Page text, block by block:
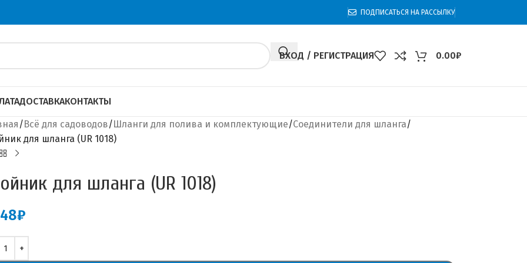
ПОДПИСАТЬСЯ НА РАССЫЛКУ
ВХОД / РЕГИСТРАЦИЯ 0.00₽
ДОСТАВКАКОНТАКТЫ
Всё для садоводов Шланги для полива и комплектующие Соединители для шланга
для шланга (UR 1018)
для шланга (UR 1018)
₽